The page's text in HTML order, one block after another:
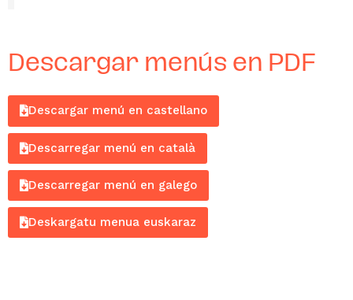
Descargar menús en PDF
Descargar menú en castellano
Descarregar menú en català
Descarregar menú en galego
Deskargatu menua euskaraz